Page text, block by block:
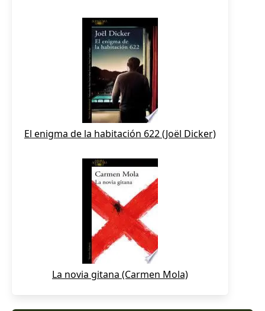
El enigma de la habitación 622 (Joël Dicker)
La novia gitana (Carmen Mola)